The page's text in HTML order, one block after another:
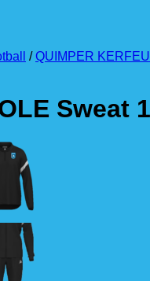
/ QUIMPER
Sweat